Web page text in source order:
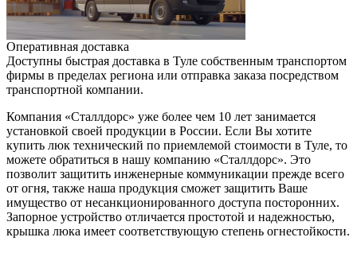
Оперативная доставка
Доступны быстрая доставка в Туле собственным транспортом
фирмы в пределах региона или отправка заказа посредством
транспортной компании.
Компания «Сталлдорс» уже более чем 10 лет занимается
установкой своей продукции в России. Если Вы хотите
купить люк технический по приемлемой стоимости в Туле, то
можете обратиться в нашу компанию «Сталлдорс». Это
позволит защитить инженерные коммуникации прежде всего
от огня, также наша продукция сможет защитить Ваше
имущество от несанкционированного доступа посторонних.
Запорное устройство отличается простотой и надежностью,
крышка люка имеет соответствующую степень огнестойкости.